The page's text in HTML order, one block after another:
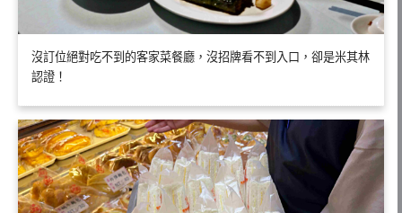
沒訂位絕對吃不到的客家菜餐廳，沒招牌看不到入口，卻是米其林
認證！